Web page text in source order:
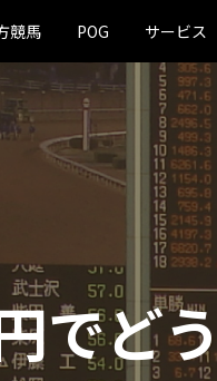
競馬 POG サービス
でど